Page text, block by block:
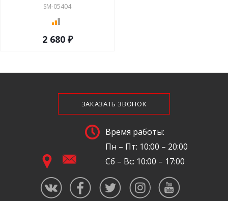
SM-05404
2 680 ₽
ЗАКАЗАТЬ ЗВОНОК
Время работы:
Пн – Пт: 10:00 – 20:00
Сб – Вс: 10:00 – 17:00